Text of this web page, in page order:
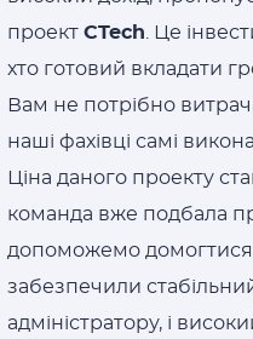
проект CTech . Це
хто готовий вкладати
Вам не потрібно
наші фахівці самі
Ціна даного проекту
команда вже подбала
допоможемо домогтися
забезпечили
адміністратору, і